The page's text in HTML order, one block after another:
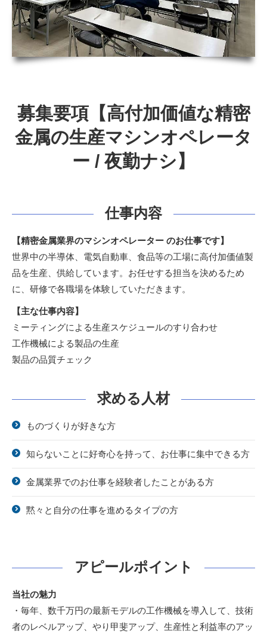
募集要項【高付加価値な精密
金属の生産マシンオペレータ
ー / 夜勤ナシ】
仕事内容
【精密金属業界のマシンオペレーター のお仕事です】
世界中の半導体、電気自動車、食品等の工場に高付加価値製
品を生産、供給しています。お任せする担当を決めるため
に、研修で各職場を体験していただきます。
【主な仕事内容】
ミーティングによる生産スケジュールのすり合わせ
工作機械による製品の生産
製品の品質チェック
求める人材
ものづくりが好きな方
知らないことに好奇心を持って、お仕事に集中できる方
金属業界でのお仕事を経験者したことがある方
黙々と自分の仕事を進めるタイプの方
アピールポイント
当社の魅力
・毎年、数千万円の最新モデルの工作機械を導入して、技術
者のレベルアップ、やり甲斐アップ、生産性と利益率のアッ